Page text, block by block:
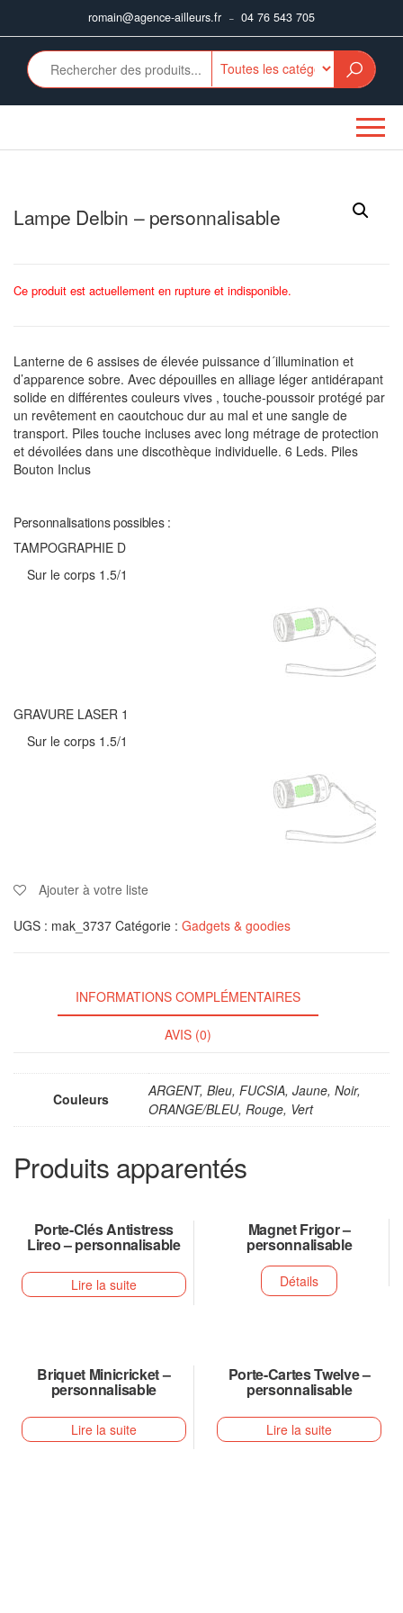
romain@agence-ailleurs.fr – 04 76 543 705
Lampe Delbin – personnalisable
Ce produit est actuellement en rupture et indisponible.
Lanterne de 6 assises de élevée puissance d´illumination et
d’apparence sobre. Avec dépouilles en alliage léger antidérapant
solide en différentes couleurs vives , touche-poussoir protégé par
un revêtement en caoutchouc dur au mal et une sangle de
transport. Piles touche incluses avec long métrage de protection
et dévoilées dans une discothèque individuelle. 6 Leds. Piles
Bouton Inclus
Personnalisations possibles :
TAMPOGRAPHIE D
Sur le corps 1.5/1
GRAVURE LASER 1
Sur le corps 1.5/1
Ajouter à votre liste
UGS : mak_3737 Catégorie : Gadgets & goodies
INFORMATIONS COMPLÉMENTAIRES
AVIS (0)
Couleurs
ARGENT, Bleu, FUCSIA, Jaune, Noir,
ORANGE/BLEU, Rouge, Vert
Produits apparentés
Porte-Clés Antistress
Lireo – personnalisable
Lire la suite
Magnet Frigor –
personnalisable
Détails
Briquet Minicricket –
personnalisable
Lire la suite
Porte-Cartes Twelve –
personnalisable
Lire la suite